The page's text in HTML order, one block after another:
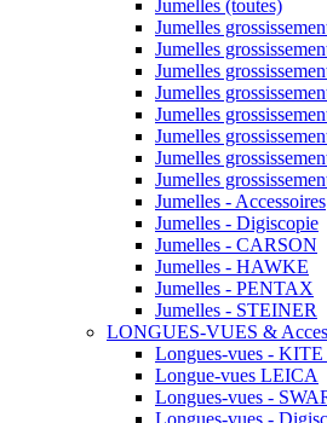
Jumelles (toutes)
Jumelles
Jumelles
Jumelles
Jumelles
Jumelles
Jumelles
Jumelles
Jumelles
Jumelles - Accessoires
Jumelles - Digiscopie
Jumelles - CARSON
Jumelles - HAWKE
Jumelles - PENTAX
Jumelles - STEINER
LONGUES-VUES &
Longues-vues -
Longue-vues LEICA
Longues-vues -
Longues-vues -